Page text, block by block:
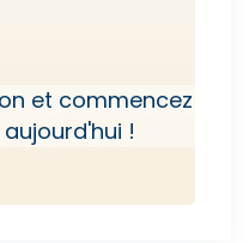
et commencez
!